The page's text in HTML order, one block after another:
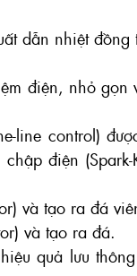
dẫn nhiệt
điện, nhỏ
line control)
điện
và tạo ra đá
và tạo ra đá.
quả lưu